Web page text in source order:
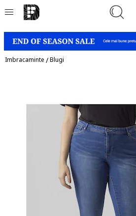
Imbracaminte /Blugi